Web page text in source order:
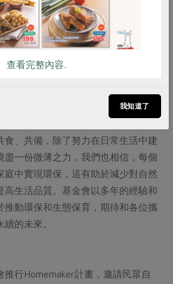
踐淨零碳排放的目標；提倡將廢物再
妙轉化為可再利用的用品，這不僅減
自然資源的需求。我們也推廣食材的
食、共備，除了努力在日常生活中建
盡一份微薄之力，我們也相信，每個
庭中實現環保，這有助於減少對自然
高生活品質。基金會以多年的經驗和
推動環保和生態保育，期待和各位攜
的未來。
推行Homemaker計畫，邀請民眾自
查看完整內容..
我知道了